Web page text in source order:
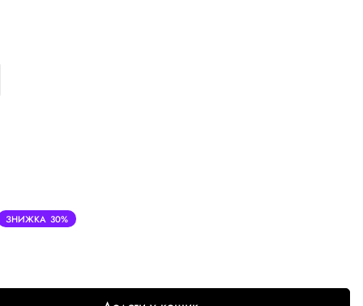
ЗНИЖКА 30%